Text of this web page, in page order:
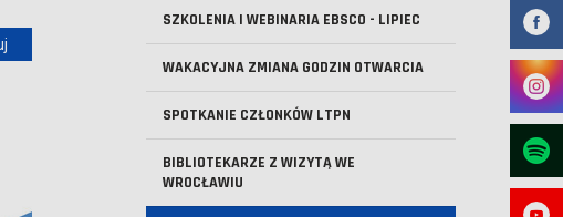
SZKOLENIA I WEBINARIA EBSCO - LIPIEC
WAKACYJNA ZMIANA GODZIN OTWARCIA
SPOTKANIE CZŁONKÓW LTPN
BIBLIOTEKARZE Z WIZYTĄ WE
WROCŁAWIU